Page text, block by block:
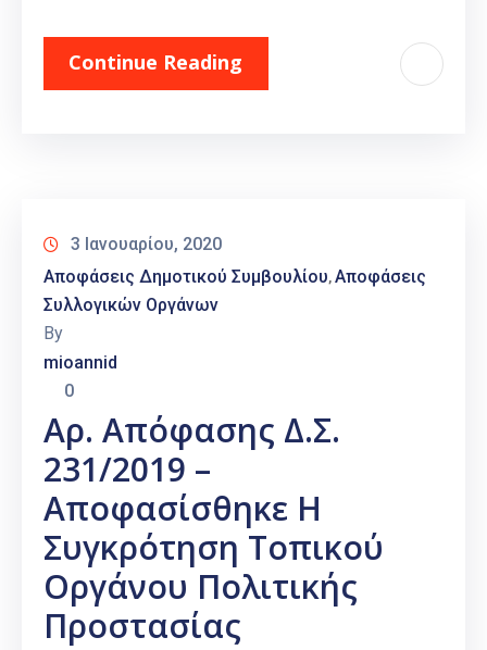
Continue Reading
3 Ιανουαρίου, 2020
Αποφάσεις Δημοτικού Συμβουλίου‚Αποφάσεις
Συλλογικών Οργάνων
By
mioannid
0
Αρ. Απόφασης Δ.Σ.
231/2019 –
Αποφασίσθηκε Η
Συγκρότηση Τοπικού
Οργάνου Πολιτικής
Προστασίας